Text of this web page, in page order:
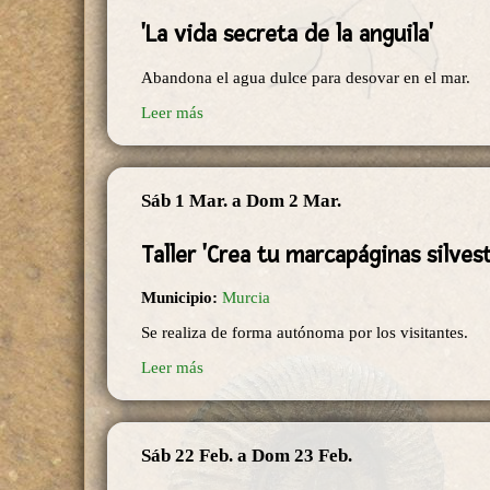
'La vida secreta de la anguila'
Abandona el agua dulce para desovar en el mar.
Leer más
Sáb 1 Mar. a Dom 2 Mar.
Taller 'Crea tu marcapáginas
Municipio: Murcia
Se realiza de forma autónoma por los visitantes.
Leer más
Sáb 22 Feb. a Dom 23 Feb.